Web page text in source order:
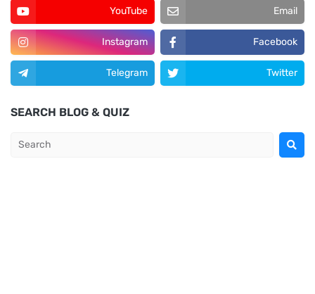
YouTube Email
Instagram Facebook
Telegram Twitter
SEARCH BLOG & QUIZ